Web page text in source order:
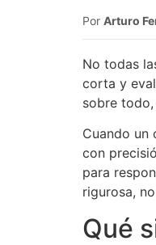
Por Arturo
No todas
corta y
sobre
Cuando un
con
para
rigurosa,
Qué